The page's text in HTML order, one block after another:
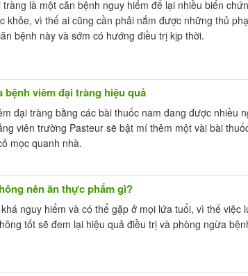
tràng là một căn bệnh nguy hiểm để lại nhiều biến
khỏe, vì thế ai cũng cần phải nắm được những thủ
bệnh này và sớm có hướng điều trị kịp thời.
viêm đại tràng hiệu quả
đại tràng bằng các bài thuốc nam đang được nhiều
viên trường Pasteur sẽ bật mí thêm một vài bài
mọc quanh nhà.
nên ăn thực phẩm gì?
nguy hiểm và có thể gặp ở mọi lứa tuổi, vì thế việc
tốt sẽ đem lại hiệu quả điều trị và phòng ngừa